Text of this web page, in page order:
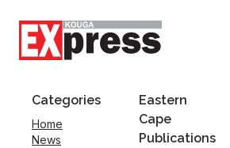
Categories
Home
News
Eastern
Cape
Publications